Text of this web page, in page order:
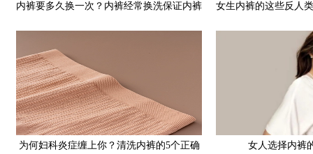
内裤要多久换一次？内裤经常换洗保证内裤
女生内裤的这些反人
为何妇科炎症缠上你？清洗内裤的5个正确
女人选择内裤